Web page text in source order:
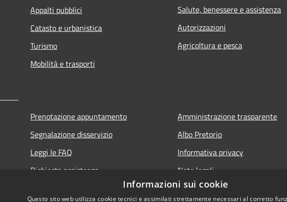
Appalti pubblici
Catasto e urbanistica
Turismo
Mobilità e trasporti
Salute, benessere e assistenza
Autorizzazioni
Agricoltura e pesca
Prenotazione appuntamento
Segnalazione disservizio
Leggi le FAQ
Richiesta assistenza
Amministrazione trasparente
Albo Pretorio
Informativa privacy
Note legali
Dichiarazione di accessibilità
Informazioni sui cookie
Questo sito web utilizza cookie tecnici e assimilati strettamente necessari al corretto